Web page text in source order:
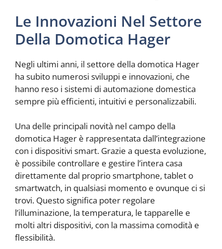
Le Innovazioni Nel Settore
Della Domotica Hager
Negli ultimi anni, il settore della domotica Hager
ha subito numerosi sviluppi e innovazioni, che
hanno reso i sistemi di automazione domestica
sempre più efficienti, intuitivi e personalizzabili.
Una delle principali novità nel campo della
domotica Hager è rappresentata dall’integrazione
con i dispositivi smart. Grazie a questa evoluzione,
è possibile controllare e gestire l’intera casa
direttamente dal proprio smartphone, tablet o
smartwatch, in qualsiasi momento e ovunque ci si
trovi. Questo significa poter regolare
l’illuminazione, la temperatura, le tapparelle e
molti altri dispositivi, con la massima comodità e
flessibilità.